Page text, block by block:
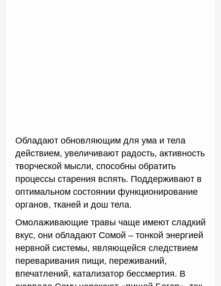
Обладают обновляющим для ума и тела
действием, увеличивают радость, активность
творческой мысли, способны обратить
процессы старения вспять. Поддерживают в
оптимальном состоянии функционирование
органов, тканей и дош тела.
Омолаживающие травы чаще имеют сладкий
вкус, они обладают Сомой – тонкой энергией
нервной системы, являющейся следствием
переваривания пищи, переживаний,
впечатлений, катализатор бессмертия. В